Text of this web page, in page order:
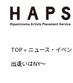
TOP » ニュース・イベン
出逢いはNY～